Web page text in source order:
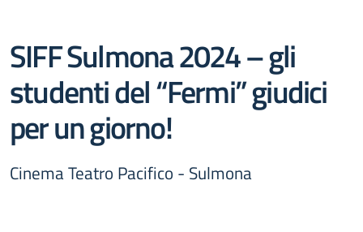
SIFF Sulmona 2024 – gli
studenti del “Fermi” giudici
per un giorno!
Cinema Teatro Pacifico - Sulmona